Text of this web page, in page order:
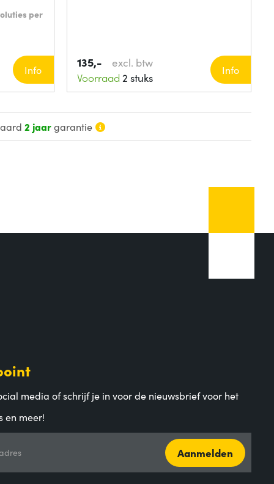
per
Info 135,-
excl. btw
Voorraad 2 stuks
Info
2 jaargarantie
media of schrijf je in voor de nieuwsbrief voor het
en meer!
Aanmelden